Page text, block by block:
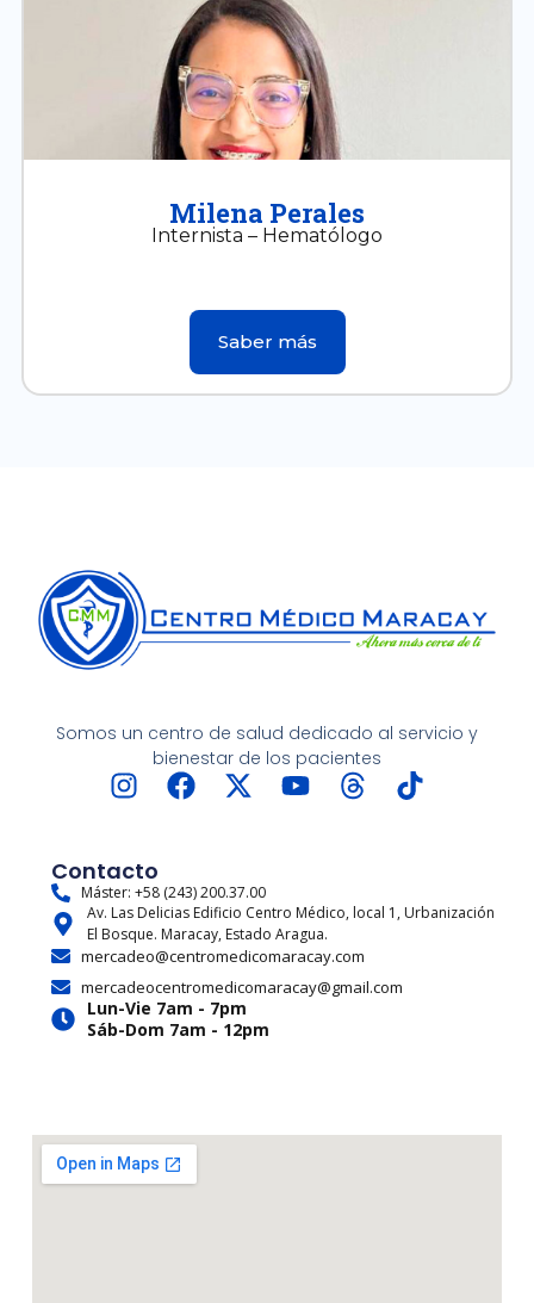
Milena Perales
Internista – Hematólogo
Saber más
Somos un centro de salud dedicado al servicio y
bienestar de los pacientes
I
t
a
g
r
a
m
F
b
o
o
k
X
i
t
t
e
r
Y
u
b
e
T
a
d
s
T
o
k
Contacto
Máster: +58 (243) 200.37.00
Av. Las Delicias Edificio Centro Médico, local 1, Urbanización
El Bosque. Maracay, Estado Aragua.
mercadeo@centromedicomaracay.com
mercadeocentromedicomaracay@gmail.com
Lun-Vie 7am - 7pm
Sáb-Dom 7am - 12pm